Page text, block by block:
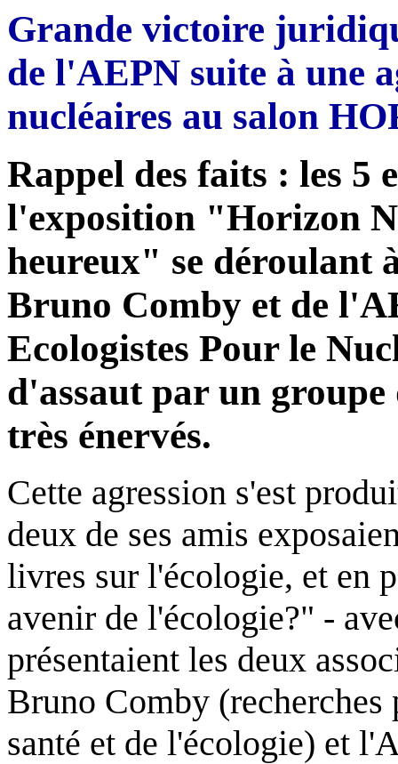
Grande victoire
de l'AEPN suite à une
nucléaires au salon
Rappel des faits : les 5
l'exposition "Horizon
heureux" se déroulant
Bruno Comby et de
Ecologistes Pour le
d'assaut par un
très énervés.
Cette agression s'est
deux de ses amis
livres sur l'écologie, et en
avenir de l'écologie?" -
présentaient les deux
Bruno Comby (recherches
santé et de l'écologie) et